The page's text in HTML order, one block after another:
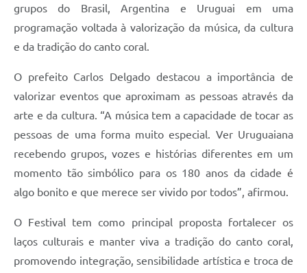
COPIR - Coordenadoria de Promoção de Igualdade Racial
Galeria de Fotos
Contratos
Notícias
Telefones Úteis
grupos do Brasil, Argentina e Uruguai em uma
programação voltada à valorização da música, da cultura
e da tradição do canto coral.
O prefeito Carlos Delgado destacou a importância de
valorizar eventos que aproximam as pessoas através da
arte e da cultura. “A música tem a capacidade de tocar as
pessoas de uma forma muito especial. Ver Uruguaiana
recebendo grupos, vozes e histórias diferentes em um
momento tão simbólico para os 180 anos da cidade é
algo bonito e que merece ser vivido por todos”, afirmou.
O Festival tem como principal proposta fortalecer os
laços culturais e manter viva a tradição do canto coral,
promovendo integração, sensibilidade artística e troca de